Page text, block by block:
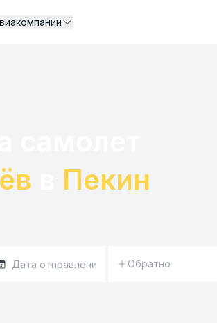
Пекин
Обратно